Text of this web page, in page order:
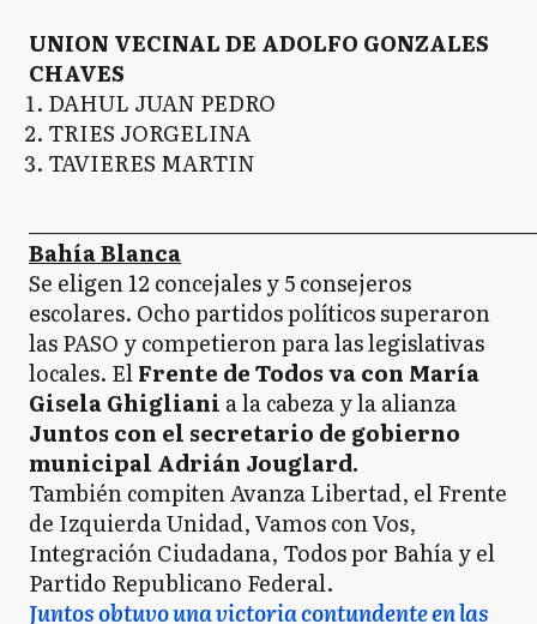
UNION VECINAL DE ADOLFO GONZALES
CHAVES
DAHUL JUAN PEDRO
TRIES JORGELINA
TAVIERES MARTIN
Bahía Blanca
Se eligen 12 concejales y 5 consejeros
escolares. Ocho partidos políticos superaron
las PASO y competieron para las legislativas
locales. ElFrente de Todos va con María
Gisela Ghigliani a la cabeza y la alianza
Juntos con el secretario de gobierno
municipal Adrián Jouglard.
También compiten Avanza Libertad, el Frente
de Izquierda Unidad, Vamos con Vos,
Integración Ciudadana, Todos por Bahía y el
Partido Republicano Federal.
Juntos obtuvo una victoria contundente en las